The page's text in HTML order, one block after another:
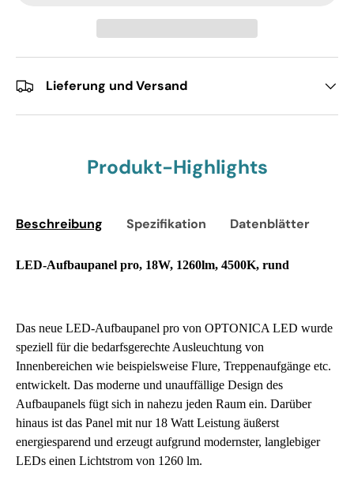
Lieferung und Versand
Produkt-Highlights
Beschreibung Spezifikation Datenblätter
LED-Aufbaupanel pro, 18W, 1260lm, 4500K, rund
Das neue LED-Aufbaupanel pro von OPTONICA LED wurde
speziell für die bedarfsgerechte Ausleuchtung von
Innenbereichen wie beispielsweise Flure, Treppenaufgänge etc.
entwickelt. Das moderne und unauffällige Design des
Aufbaupanels fügt sich in nahezu jeden Raum ein. Darüber
hinaus ist das Panel mit nur 18 Watt Leistung äußerst
energiesparend und erzeugt aufgrund modernster, langlebiger
LEDs einen Lichtstrom von 1260 lm.